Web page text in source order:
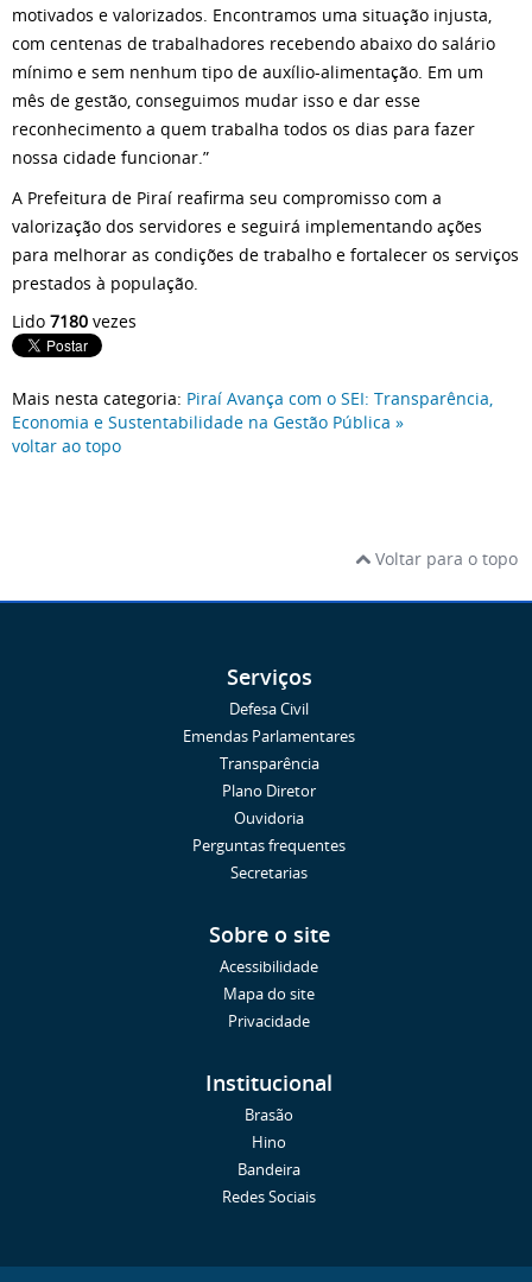
motivados e valorizados. Encontramos uma situação injusta,
com centenas de trabalhadores recebendo abaixo do salário
mínimo e sem nenhum tipo de auxílio-alimentação. Em um
mês de gestão, conseguimos mudar isso e dar esse
reconhecimento a quem trabalha todos os dias para fazer
nossa cidade funcionar.”
A Prefeitura de Piraí reafirma seu compromisso com a
valorização dos servidores e seguirá implementando ações
para melhorar as condições de trabalho e fortalecer os serviços
prestados à população.
Lido 7180 vezes
Mais nesta categoria: Piraí Avança com o SEI: Transparência,
Economia e Sustentabilidade na Gestão Pública »
voltar ao topo
Voltar para o topo
Serviços
Defesa Civil
Emendas Parlamentares
Transparência
Plano Diretor
Ouvidoria
Perguntas frequentes
Secretarias
Sobre o site
Acessibilidade
Mapa do site
Privacidade
Institucional
Brasão
Hino
Bandeira
Redes Sociais